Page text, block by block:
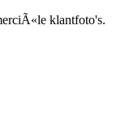
klantfoto's.